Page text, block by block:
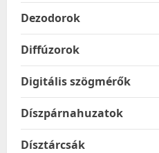
Dezodorok
Diffúzorok
Digitális szögmérők
Díszpárnahuzatok
Dísztárcsák